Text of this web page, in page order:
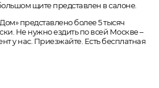
щите представлен в салоне.
представлено более 5 тысяч
Не нужно ездить по всей Москве –
у нас. Приезжайте. Есть бесплатная